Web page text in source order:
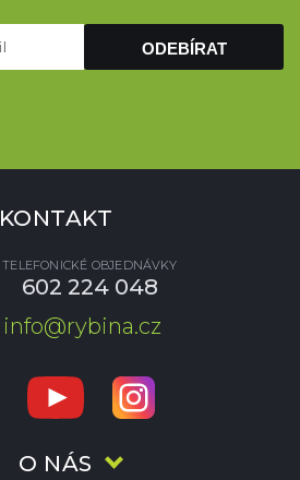
ODEBÍRAT
O NÁS
KONTAKT
TELEFONICKÉ OBJEDNÁVKY
602 224 048
info@rybina.cz